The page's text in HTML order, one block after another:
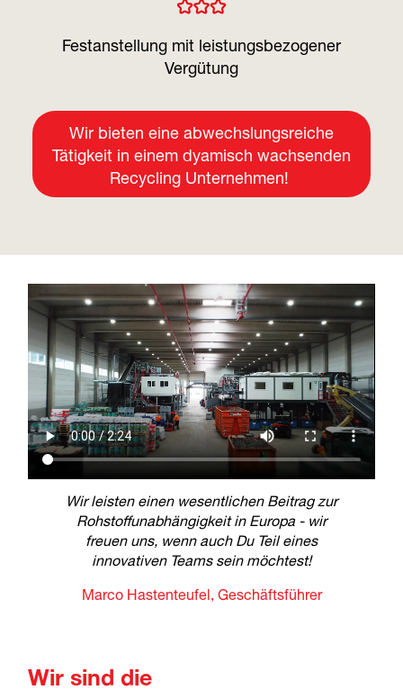
Festanstellung mit leistungsbezogener
Vergütung
Wir bieten eine abwechslungsreiche
Tätigkeit in einem dyamisch wachsenden
Recycling Unternehmen!
Wir leisten einen wesentlichen Beitrag zur
Rohstoffunabhängigkeit in Europa - wir
freuen uns, wenn auch Du Teil eines
innovativen Teams sein möchtest!
Marco Hastenteufel, Geschäftsführer
Wir sind die